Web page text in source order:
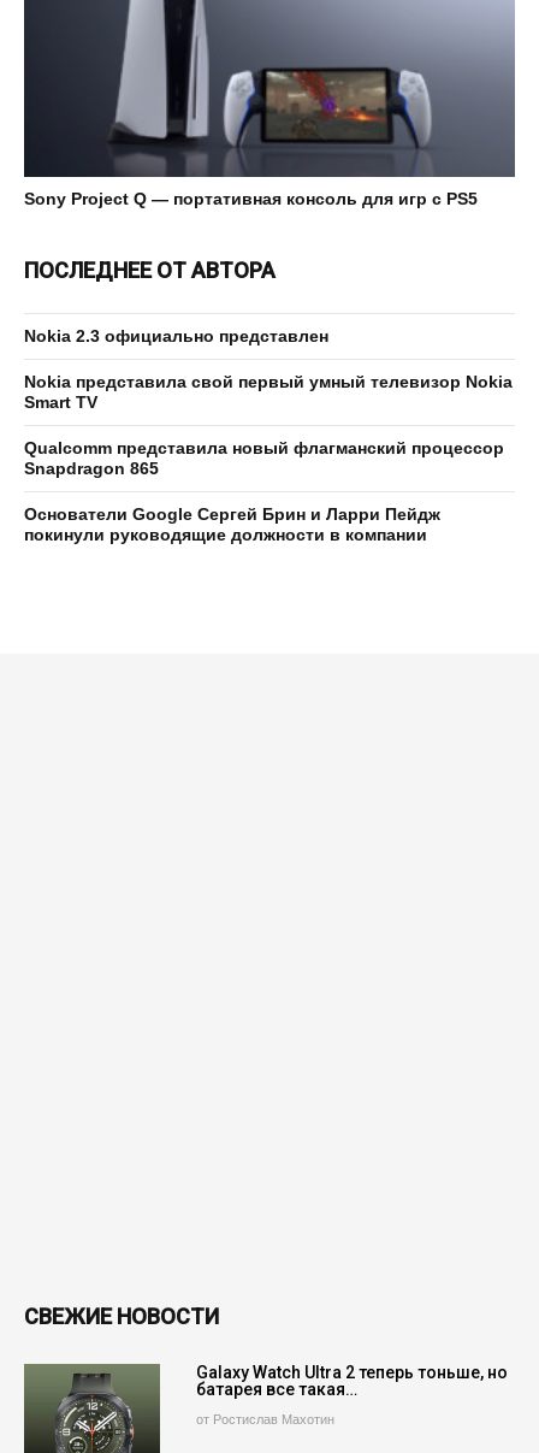
Sony Project Q — портативная консоль для игр с PS5
ПОСЛЕДНЕЕ ОТ АВТОРА
Nokia 2.3 официально представлен
Nokia представила свой первый умный телевизор Nokia
Smart TV
Qualcomm представила новый флагманский процессор
Snapdragon 865
Основатели Google Сергей Брин и Ларри Пейдж
покинули руководящие должности в компании
СВЕЖИЕ НОВОСТИ
Galaxy Watch Ultra 2 теперь тоньше, но
батарея все такая…
от Ростислав Махотин